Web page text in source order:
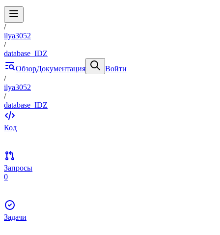
/
ilya3052
/
database_IDZ
ОбзорДокументация
Войти
/
ilya3052
/
database_IDZ
Код
Запросы
0
Задачи